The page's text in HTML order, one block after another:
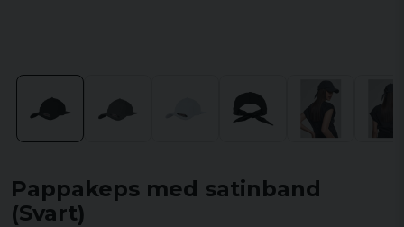
Pappakeps med satinband
(Svart)